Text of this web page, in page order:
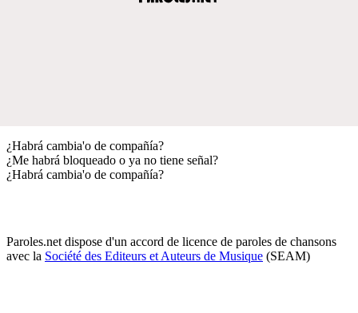
¿Habrá cambia'o de compañía?
¿Me habrá bloqueado o ya no tiene señal?
¿Habrá cambia'o de compañía?
Paroles.net dispose d'un accord de licence de paroles de chansons
avec la Société des Editeurs et Auteurs de Musique (SEAM)